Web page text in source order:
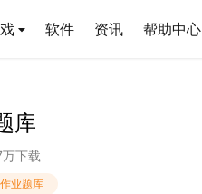
软件 资讯 帮助中心
库
下载
作业题库